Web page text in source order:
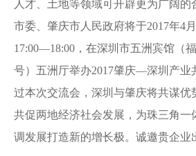
人才、土地等领域可开辟更为广阔
市委、肇庆市人民政府将于2017年4
17:00—18:00，在深圳市五洲宾馆（
号）五洲厅举办2017肇庆—深圳产业
过本次交流会，深圳与肇庆将共谋优
共促两地经济社会发展，为珠三角一
调发展打造新的增长极。诚邀贵企业